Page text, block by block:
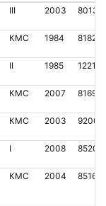
III 2003
КМС 1984
II 1985
КМС 2007
КМС 2003
I 2008
КМС 2004